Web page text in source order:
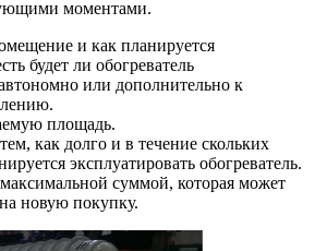
моментами.
и как планируется
будет ли обогреватель
или дополнительно к
площадь.
как долго и в течение скольких
эксплуатировать обогреватель.
суммой, которая может
новую покупку.